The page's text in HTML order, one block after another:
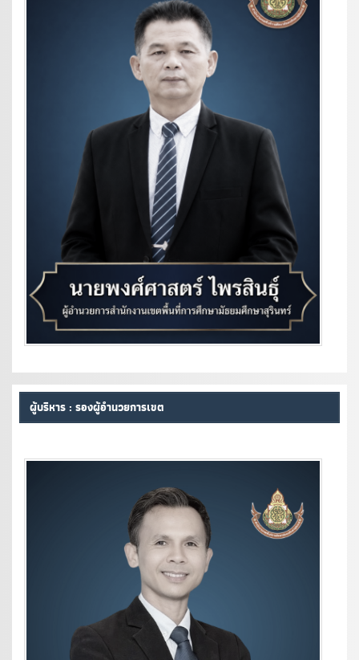
ผู้บริหาร : รองผู้อำนวยการเขต